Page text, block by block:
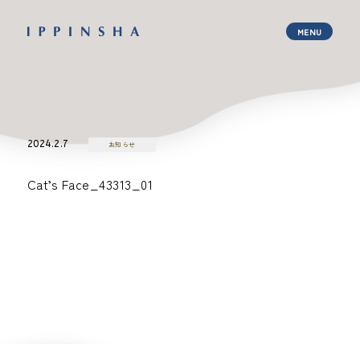
2024.2.7 お知らせ
Cat’s Face_43313_01